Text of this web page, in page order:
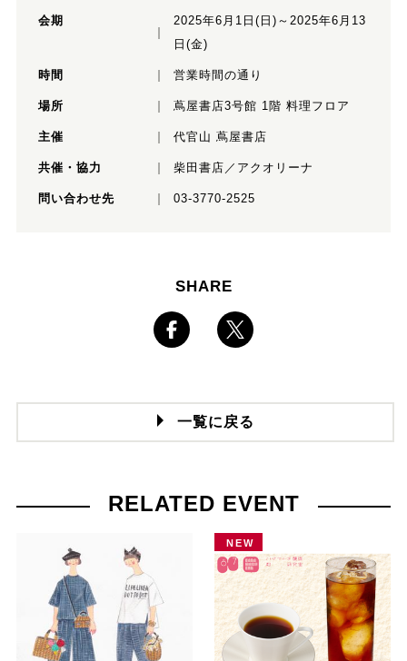
会期
2025年6月1日(日)～2025年6月13
日(金)
時間 営業時間の通り
場所 蔦屋書店3号館 1階 料理フロア
主催 代官山 蔦屋書店
共催・協力 柴田書店／アクオリーナ
問い合わせ先 03-3770-2525
SHARE
一覧に戻る
RELATED EVENT
NEW